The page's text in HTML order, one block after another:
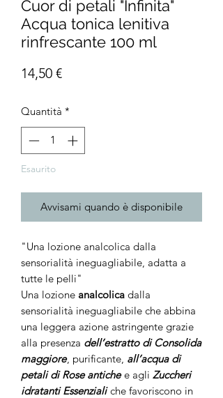
Cuor di petali "Infinita"
Acqua tonica lenitiva
rinfrescante 100 ml
14,50 €Prezzo
Quantità *
Esaurito
Avvisami quando è disponibile
"Una lozione analcolica dalla
sensorialità ineguagliabile, adatta a
tutte le pelli"
Una lozione analcolica dalla
sensorialità ineguagliabile che abbina
una leggera azione astringente grazie
alla presenza dell’estratto di Consolida
maggiore, purificante, all’acqua di
petali di Rose antichee agli Zuccheri
idratanti Essenzialiche favoriscono in